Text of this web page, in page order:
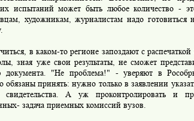
испытаний может быть любое количество -
художникам, журналистам надо
в каком-то регионе запоздают с
зная уже свои результаты, не сможет
"Не проблема!" - уверяют в
обязаны принять: нужно только в заявлении
свидетельства. А уж проконтролировать и
задача приемных комиссий вузов.